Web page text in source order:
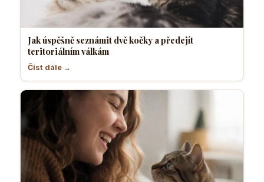
Jak úspěšně seznámit dvě kočky a předejít
teritoriálním válkám
Číst dále →